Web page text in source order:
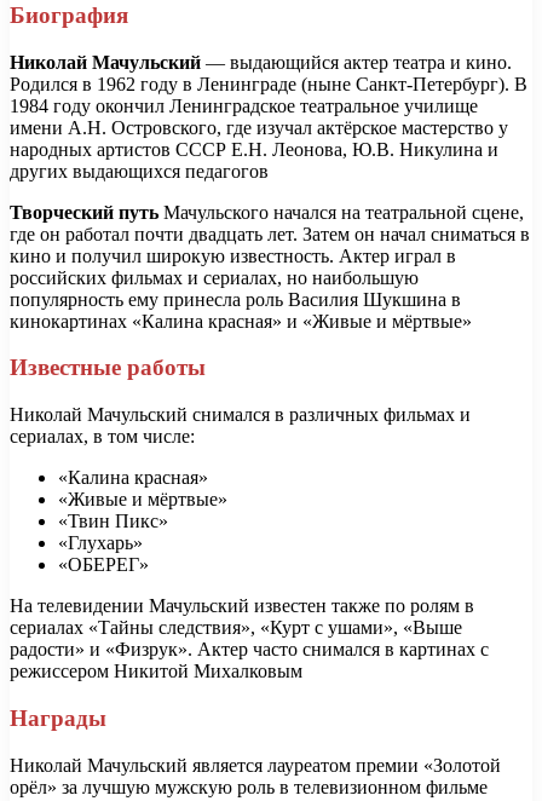
Биография
Николай Мачульский — выдающийся актер театра и кино.
Родился в 1962 году в Ленинграде (ныне Санкт-Петербург). В
1984 году окончил Ленинградское театральное училище
имени А.Н. Островского, где изучал актёрское мастерство у
народных артистов СССР Е.Н. Леонова, Ю.В. Никулина и
других выдающихся педагогов
Творческий путь Мачульского начался на театральной сцене,
где он работал почти двадцать лет. Затем он начал сниматься в
кино и получил широкую известность. Актер играл в
российских фильмах и сериалах, но наибольшую
популярность ему принесла роль Василия Шукшина в
кинокартинах «Калина красная» и «Живые и мёртвые»
Известные работы
Николай Мачульский снимался в различных фильмах и
сериалах, в том числе:
«Калина красная»
«Живые и мёртвые»
«Твин Пикс»
«Глухарь»
«ОБЕРЕГ»
На телевидении Мачульский известен также по ролям в
сериалах «Тайны следствия», «Курт с ушами», «Выше
радости» и «Физрук». Актер часто снимался в картинах с
режиссером Никитой Михалковым
Награды
Николай Мачульский является лауреатом премии «Золотой
орёл» за лучшую мужскую роль в телевизионном фильме